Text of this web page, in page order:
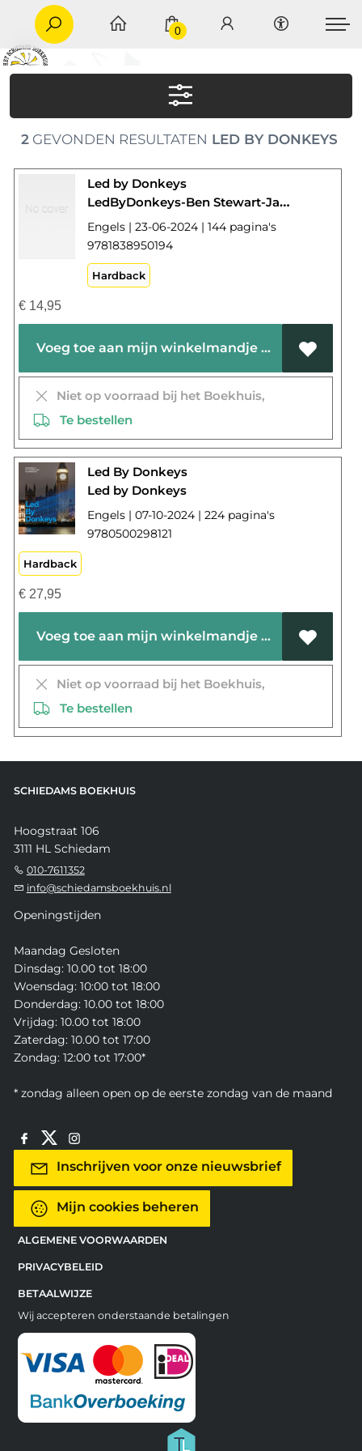
0
2GEVONDEN RESULTATEN LED BY DONKEYS
Led by Donkeys
LedByDonkeys-Ben Stewart-James Sadri-Oliver Knowles
Engels | 23-06-2024 | 144 pagina's
9781838950194
Hardback
€14,95
Voeg toe aan mijn winkelmandje
Niet op voorraad bij het Boekhuis,
Te bestellen
Led By Donkeys
Led by Donkeys
Engels | 07-10-2024 | 224 pagina's
9780500298121
Hardback
€27,95
Voeg toe aan mijn winkelmandje
Niet op voorraad bij het Boekhuis,
Te bestellen
SCHIEDAMS BOEKHUIS
Hoogstraat 106
3111 HL Schiedam
010-7611352
info@schiedamsboekhuis.nl
Openingstijden
Maandag Gesloten
Dinsdag: 10.00 tot 18:00
Woensdag: 10:00 tot 18:00
Donderdag: 10.00 tot 18:00
Vrijdag: 10.00 tot 18:00
Zaterdag: 10.00 tot 17:00
Zondag: 12:00 tot 17:00*
* zondag alleen open op de eerste zondag van de maand
Inschrijven voor onze nieuwsbrief
Mijn cookies beheren
ALGEMENE VOORWAARDEN
PRIVACYBELEID
BETAALWIJZE
Wij accepteren onderstaande betalingen